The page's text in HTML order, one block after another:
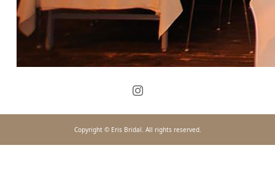
Copyright © Eris Bridal. All rights reserved.